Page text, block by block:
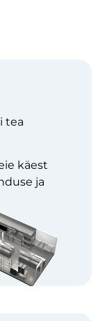
tea
käest
ja